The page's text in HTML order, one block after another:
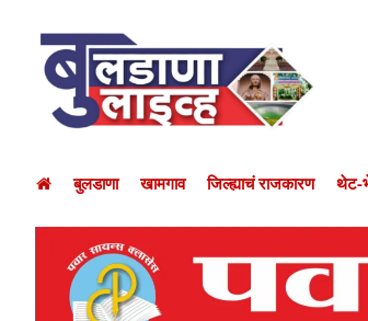
बुलडाणा खामगाव जिल्ह्याचं राजकारण थेट-